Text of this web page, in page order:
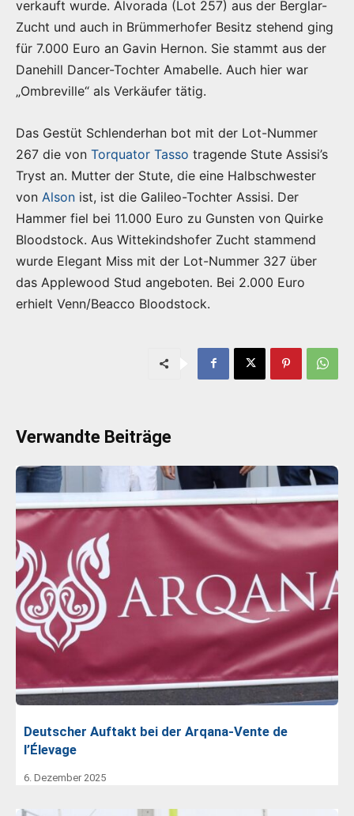
verkauft wurde. Alvorada (Lot 257) aus der Berglar-
Zucht und auch in Brümmerhofer Besitz stehend ging
für 7.000 Euro an Gavin Hernon. Sie stammt aus der
Danehill Dancer-Tochter Amabelle. Auch hier war
„Ombreville“ als Verkäufer tätig.
Das Gestüt Schlenderhan bot mit der Lot-Nummer
267 die von Torquator Tasso tragende Stute Assisi’s
Tryst an. Mutter der Stute, die eine Halbschwester
von Alson ist, ist die Galileo-Tochter Assisi. Der
Hammer fiel bei 11.000 Euro zu Gunsten von Quirke
Bloodstock. Aus Wittekindshofer Zucht stammend
wurde Elegant Miss mit der Lot-Nummer 327 über
das Applewood Stud angeboten. Bei 2.000 Euro
erhielt Venn/Beacco Bloodstock.
Verwandte Beiträge
Deutscher Auftakt bei der Arqana-Vente de
l’Élevage
6. Dezember 2025